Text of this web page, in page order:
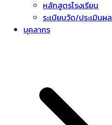
หลักสูตรโรงเรียน
ระเบียบวัด/ประเมินผล
บุคลากร